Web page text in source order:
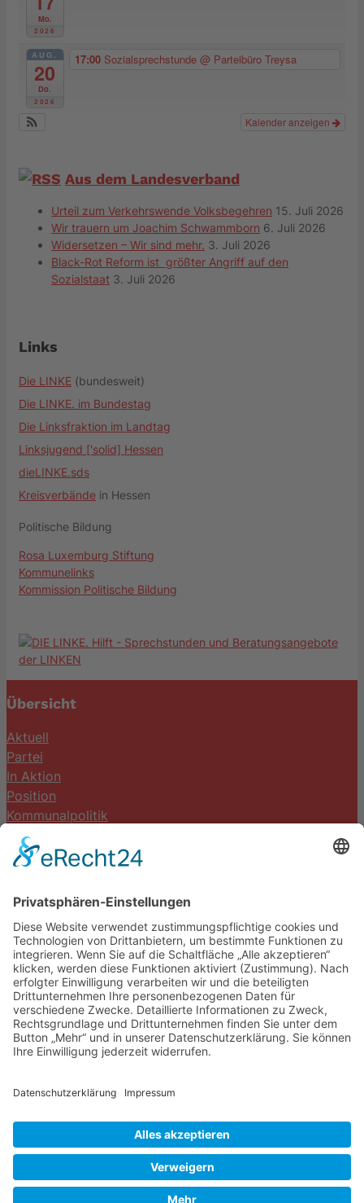
Mo.
2026
AUG.
20
Do.
2026
17:00 Sozialsprechstunde @ Parteibüro Treysa
Kalender anzeigen
Aus dem Landesverband
Urteil zum Verkehrswende Volksbegehren 15. Juli 2026
Wir trauern um Joachim Schwammborn 6. Juli 2026
Widersetzen – Wir sind mehr. 3. Juli 2026
Black-Rot Reform ist größter Angriff auf den
Sozialstaat 3. Juli 2026
Links
Die LINKE (bundesweit)
Die LINKE. im Bundestag
Die Linksfraktion im Landtag
Linksjugend ['solid] Hessen
dieLINKE.sds
Kreisverbände in Hessen
Politische Bildung
Rosa Luxemburg Stiftung
Kommunelinks
Kommission Politische Bildung
Übersicht
Aktuell
Partei
In Aktion
Position
Kommunalpolitik
Termine
DIE LINKE. Schwalm-Eder
Steingasse 5
34613 Schwalmstadt
Tel.06691 8077899
info@die-linke-schwalm-eder.de
Gesetzliches
Impressum
Cookie-Einstellungen
© 2026 DIE LINKE. Schwalm-Eder
GeneratePress